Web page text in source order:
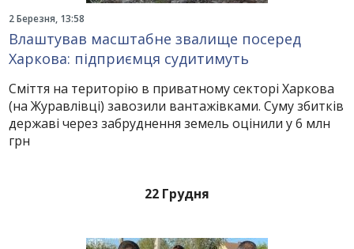
2 Березня, 13:58
Влаштував масштабне звалище посеред
Харкова: підприємця судитимуть
Сміття на територію в приватному секторі Харкова
(на Журавлівці) завозили вантажівками. Суму збитків
державі через забруднення земель оцінили у 6 млн
грн
22 Грудня